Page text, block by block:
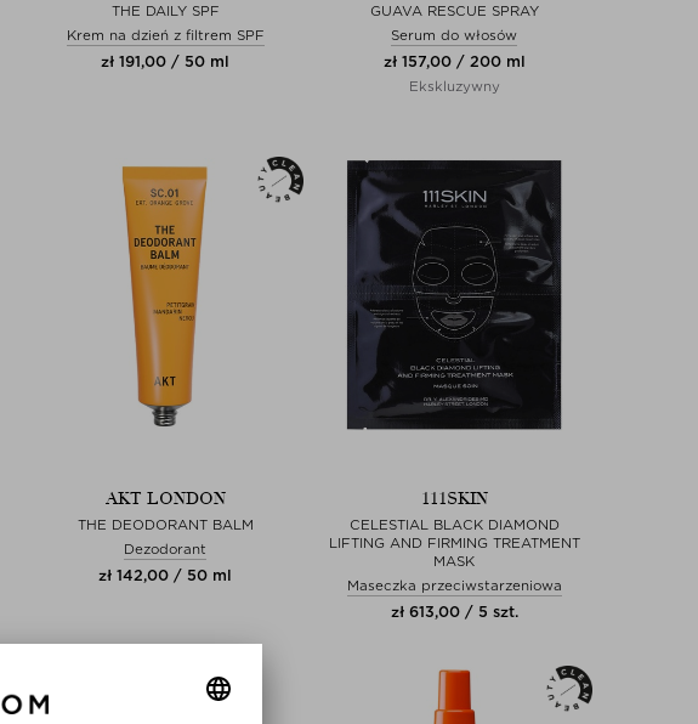
THE DAILY SPF
Krem na dzień z filtrem SPF
zł 191,00 / 50 ml
GUAVA RESCUE SPRAY
Serum do włosów
zł 157,00 / 200 ml
Ekskluzywny
AKT LONDON
THE DEODORANT BALM
Dezodorant
zł 142,00 / 50 ml
111SKIN
CELESTIAL BLACK DIAMOND
LIFTING AND FIRMING TREATMENT
MASK
Maseczka przeciwstarzeniowa
zł 613,00 / 5 szt.